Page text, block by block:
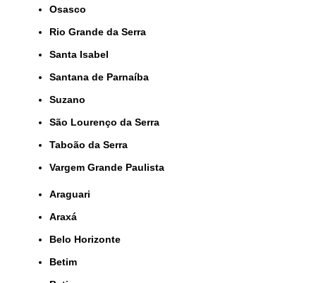
Osasco
Rio Grande da Serra
Santa Isabel
Santana de Parnaíba
Suzano
São Lourenço da Serra
Taboão da Serra
Vargem Grande Paulista
Araguari
Araxá
Belo Horizonte
Betim